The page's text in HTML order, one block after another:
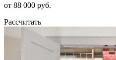
от 88 000 руб.
Рассчитать